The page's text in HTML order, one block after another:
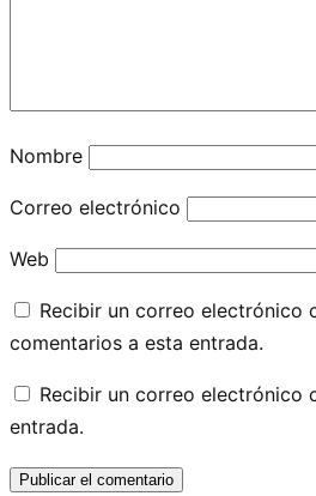
Nombre
Correo electrónico
Web
Recibir un correo electrónico
comentarios a esta entrada.
Recibir un correo electrónico
entrada.